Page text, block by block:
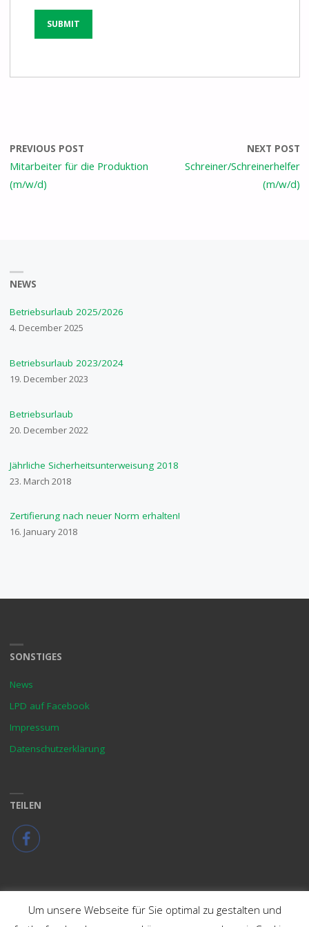
PREVIOUS POST
Mitarbeiter für die Produktion
(m/w/d)
NEXT POST
Schreiner/Schreinerhelfer
(m/w/d)
NEWS
Betriebsurlaub 2025/2026
4. December 2025
Betriebsurlaub 2023/2024
19. December 2023
Betriebsurlaub
20. December 2022
Jährliche Sicherheitsunterweisung 2018
23. March 2018
Zertifierung nach neuer Norm erhalten!
16. January 2018
SONSTIGES
News
LPD auf Facebook
Impressum
Datenschutzerklärung
TEILEN
Um unsere Webseite für Sie optimal zu gestalten und